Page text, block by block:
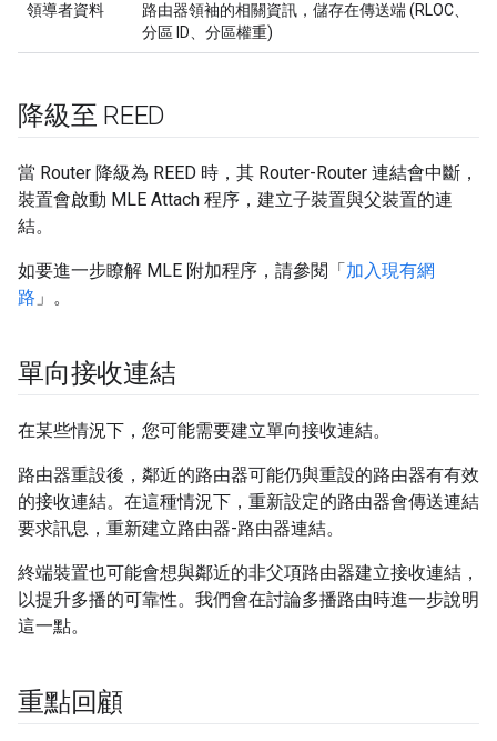
領導者資料
路由器領袖的相關資訊，儲存在傳送端 (RLOC、
分區 ID、分區權重)
降級至 REED
當 Router 降級為 REED 時，其 Router-Router 連結會中斷，
裝置會啟動 MLE Attach 程序，建立子裝置與父裝置的連
結。
如要進一步瞭解 MLE 附加程序，請參閱「 加入現有網
路 」。
單向接收連結
在某些情況下，您可能需要建立單向接收連結。
路由器重設後，鄰近的路由器可能仍與重設的路由器有有效
的接收連結。在這種情況下，重新設定的路由器會傳送連結
要求訊息，重新建立路由器-路由器連結。
終端裝置也可能會想與鄰近的非父項路由器建立接收連結，
以提升多播的可靠性。我們會在討論多播路由時進一步說明
這一點。
重點回顧